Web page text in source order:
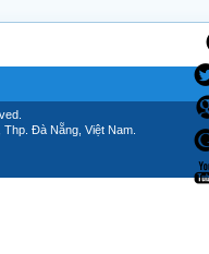
Đà Nẵng, Việt Nam.